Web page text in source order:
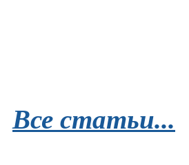
Все статьи...